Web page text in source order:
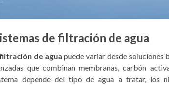
de filtración de agua
de agua puede variar desde soluciones
que combinan membranas, carbón
depende del tipo de agua a tratar, los